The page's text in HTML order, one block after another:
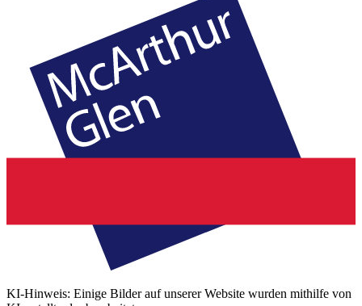
KI-Hinweis: Einige Bilder auf unserer Website wurden mithilfe von